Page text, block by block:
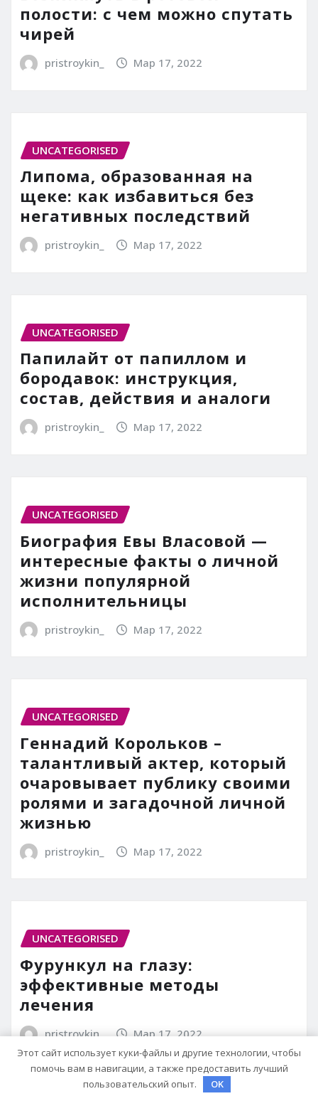
полости: с чем можно спутать
чирей
pristroykin_ Мар 17, 2022
UNCATEGORISED
Липома, образованная на
щеке: как избавиться без
негативных последствий
pristroykin_ Мар 17, 2022
UNCATEGORISED
Папилайт от папиллом и
бородавок: инструкция,
состав, действия и аналоги
pristroykin_ Мар 17, 2022
UNCATEGORISED
Биография Евы Власовой —
интересные факты о личной
жизни популярной
исполнительницы
pristroykin_ Мар 17, 2022
UNCATEGORISED
Геннадий Корольков –
талантливый актер, который
очаровывает публику своими
ролями и загадочной личной
жизнью
pristroykin_ Мар 17, 2022
UNCATEGORISED
Фурункул на глазу:
эффективные методы
лечения
pristroykin_ Мар 17, 2022
Этот сайт использует куки-файлы и другие технологии, чтобы
помочь вам в навигации, а также предоставить лучший
пользовательский опыт.
OK